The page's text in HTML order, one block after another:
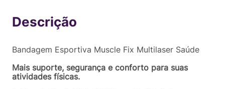
R$27,90
27,
Bandagem Esportiva Muscle Fix Multilaser Saúde
Mais suporte, segurança e conforto para suas
atividades físicas.